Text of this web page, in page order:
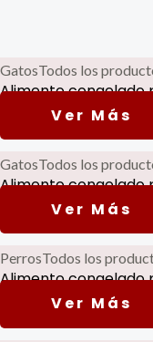
GatosTodos los
Alimento congelado
Read more
GatosTodos los
Alimento congelado
Read more
PerrosTodos los
Alimento congelado
Read more